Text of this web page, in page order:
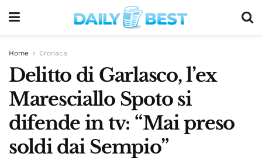
Home Cronaca
Delitto di Garlasco, l’ex
Maresciallo Spoto si
difende in tv: “Mai preso
soldi dai Sempio”